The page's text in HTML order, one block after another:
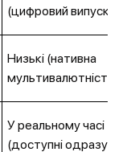
(цифровий випуск)
Низькі (нативна
мультивалютність)
У реальному часі
(доступні одразу)